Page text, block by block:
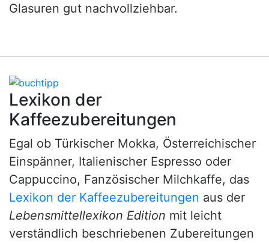
Glasuren gut nachvollziehbar.
Lexikon der
Kaffeezubereitungen
Egal ob Türkischer Mokka, Österreichischer
Einspänner, Italienischer Espresso oder
Cappuccino, Fanzösischer Milchkaffe, das
Lexikon der Kaffeezubereitungen aus der
Lebensmittellexikon Edition mit leicht
verständlich beschriebenen Zubereitungen